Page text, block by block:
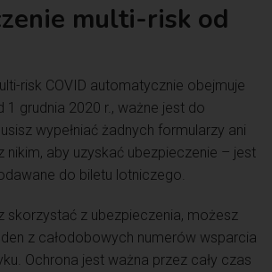
multi-risk od
risk COVID automatycznie obejmuje
1 grudnia 2020 r., ważne jest do
wypełniać żadnych formularzy ani
nikim, aby uzyskać ubezpieczenie – jest
do biletu lotniczego.
skorzystać z ubezpieczenia, możesz
z całodobowych numerów wsparcia
Ochrona jest ważna przez cały czas